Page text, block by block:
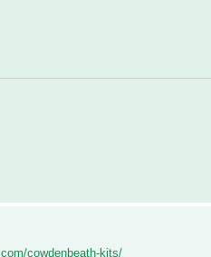
cowdenbeath-kits/